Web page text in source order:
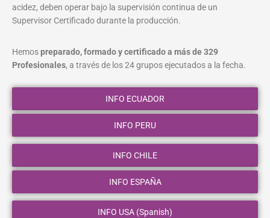
acidez, deben operar bajo la supervisión continua de un
Supervisor Certificado durante la producción.
Hemospreparado, formado y certificado a más de 329
Profesionales, a través de los 24 grupos ejecutados a la fecha.
INFO ECUADOR
INFO PERU
INFO CHILE
INFO ESPAÑA
INFO USA (Spanish)